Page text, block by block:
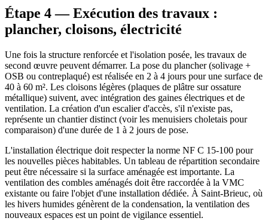
Étape 4 — Exécution des travaux :
plancher, cloisons, électricité
Une fois la structure renforcée et l'isolation posée, les travaux de
second œuvre peuvent démarrer. La pose du plancher (solivage +
OSB ou contreplaqué) est réalisée en 2 à 4 jours pour une surface de
40 à 60 m². Les cloisons légères (plaques de plâtre sur ossature
métallique) suivent, avec intégration des gaines électriques et de
ventilation. La création d'un escalier d'accès, s'il n'existe pas,
représente un chantier distinct (voir les menuisiers choletais pour
comparaison) d'une durée de 1 à 2 jours de pose.
L'installation électrique doit respecter la norme NF C 15-100 pour
les nouvelles pièces habitables. Un tableau de répartition secondaire
peut être nécessaire si la surface aménagée est importante. La
ventilation des combles aménagés doit être raccordée à la VMC
existante ou faire l'objet d'une installation dédiée. À Saint-Brieuc, où
les hivers humides génèrent de la condensation, la ventilation des
nouveaux espaces est un point de vigilance essentiel.